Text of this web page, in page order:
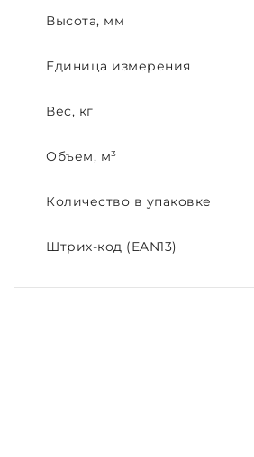
Высота, мм
Единица измерения
Вес, кг
Объем, м³
Количество в упаковке
Штрих-код (EAN13)